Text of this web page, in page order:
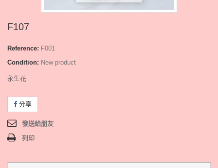
F107
Reference: F001
Condition: New product
永生花
分享
發送給朋友
列印